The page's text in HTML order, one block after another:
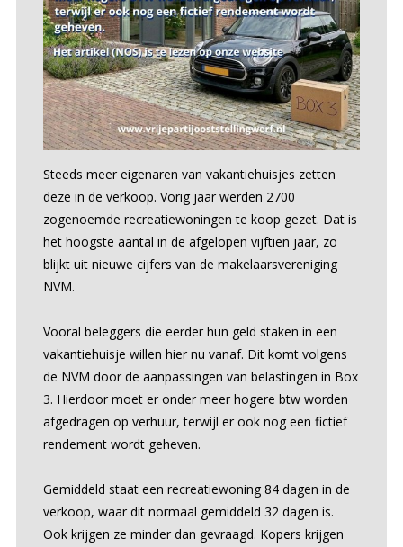
Steeds meer eigenaren van vakantiehuisjes zetten
deze in de verkoop. Vorig jaar werden 2700
zogenoemde recreatiewoningen te koop gezet. Dat is
het hoogste aantal in de afgelopen vijftien jaar, zo
blijkt uit nieuwe cijfers van de makelaarsvereniging
NVM.
Vooral beleggers die eerder hun geld staken in een
vakantiehuisje willen hier nu vanaf. Dit komt volgens
de NVM door de aanpassingen van belastingen in Box
3. Hierdoor moet er onder meer hogere btw worden
afgedragen op verhuur, terwijl er ook nog een fictief
rendement wordt geheven.
Gemiddeld staat een recreatiewoning 84 dagen in de
verkoop, waar dit normaal gemiddeld 32 dagen is.
Ook krijgen ze minder dan gevraagd. Kopers krijgen